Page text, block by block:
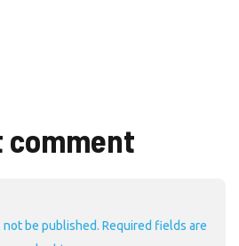
comment
be published. Required fields are